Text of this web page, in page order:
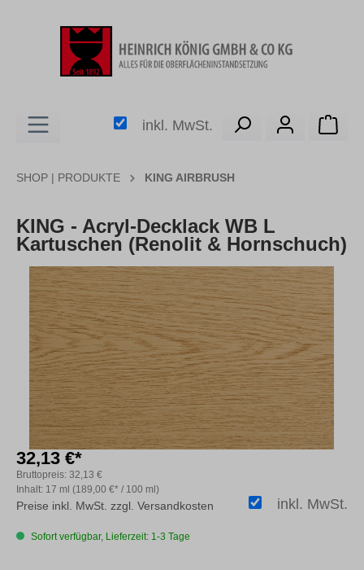
inkl. MwSt.
SHOP | PRODUKTE KING AIRBRUSH
KING - Acryl-Decklack WB L
Kartuschen (Renolit & Hornschuch)
Bildergalerie überspringen
32,13 €*
Inhalt: 17 ml (189,00 €* / 100 ml)
Bruttopreis: 32,13 €
inkl. MwSt.
Preise inkl. MwSt. zzgl. Versandkosten
Sofort verfügbar, Lieferzeit: 1-3 Tage